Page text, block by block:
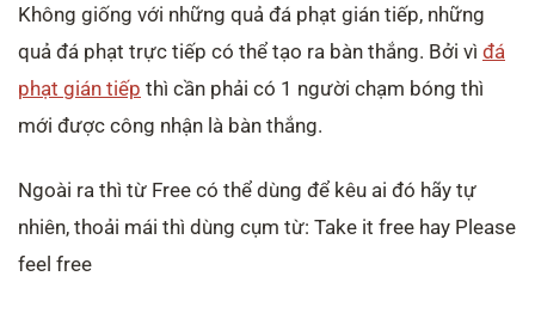
Không giống với những quả đá phạt gián tiếp, những
quả đá phạt trực tiếp có thể tạo ra bàn thắng. Bởi vì đá
phạt gián tiếp thì cần phải có 1 người chạm bóng thì
mới được công nhận là bàn thắng.
Ngoài ra thì từ Free có thể dùng để kêu ai đó hãy tự
nhiên, thoải mái thì dùng cụm từ: Take it free hay Please
feel free